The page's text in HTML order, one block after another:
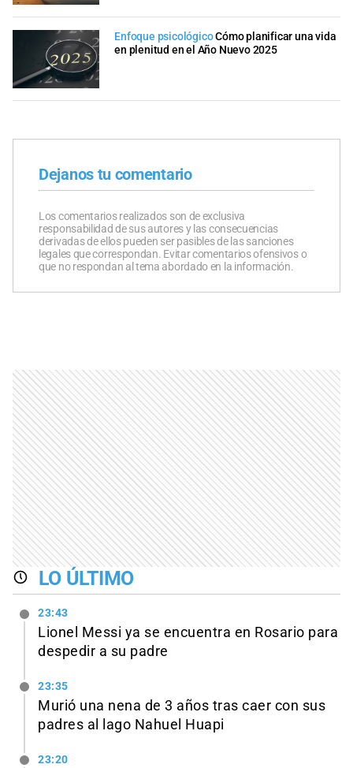
Enfoque psicológicoCómo planificar una vida
en plenitud en el Año Nuevo 2025
Dejanos tu comentario
Los comentarios realizados son de exclusiva
responsabilidad de sus autores y las consecuencias
derivadas de ellos pueden ser pasibles de las sanciones
legales que correspondan. Evitar comentarios ofensivos o
que no respondan al tema abordado en la información.
LO ÚLTIMO
23:43
Lionel Messi ya se encuentra en Rosario para
despedir a su padre
23:35
Murió una nena de 3 años tras caer con sus
padres al lago Nahuel Huapi
23:20